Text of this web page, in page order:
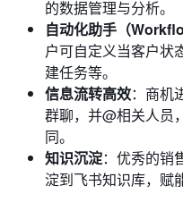
的数据管理与分析。
自动化助手（
户可自定义当客户状
建任务等。
信息流转高效：商机
群聊，并@相关人员
同。
知识沉淀：优秀的销
淀到飞书知识库，赋